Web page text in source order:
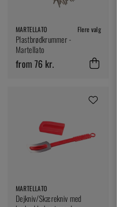
MARTELLATO Flere valg
Plastbrødkrummer -
Martellato
from 76 kr.
MARTELLATO
Dejkniv/Skærekniv med